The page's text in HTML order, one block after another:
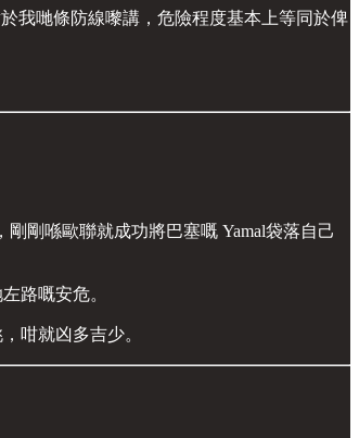
我哋條防線嚟講，危險程度基本上等同於俾
剛喺歐聯就成功將巴塞嘅 Yamal袋落自己
路嘅安危。
咁就凶多吉少。